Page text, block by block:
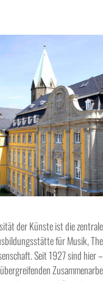
der Künste ist die
für Musik,
Seit 1927 sind hier